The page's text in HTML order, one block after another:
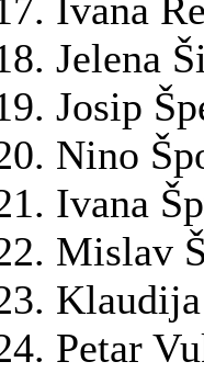
Ivana
Jelena
Josip
Nino
Ivana
Mislav
Petar